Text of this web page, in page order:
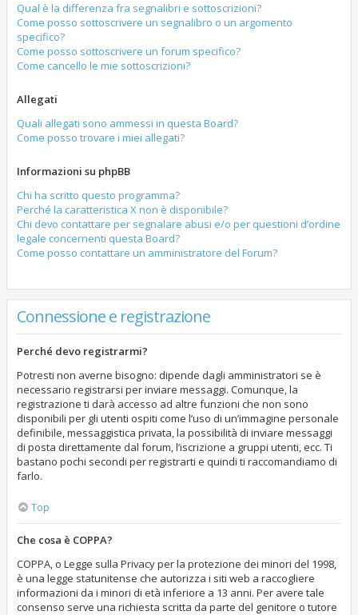
Qual è la differenza fra segnalibri e sottoscrizioni?
Come posso sottoscrivere un segnalibro o un argomento
specifico?
Come posso sottoscrivere un forum specifico?
Come cancello le mie sottoscrizioni?
Allegati
Quali allegati sono ammessi in questa Board?
Come posso trovare i miei allegati?
Informazioni su phpBB
Chi ha scritto questo programma?
Perché la caratteristica X non è disponibile?
Chi devo contattare per segnalare abusi e/o per questioni d’ordine
legale concernenti questa Board?
Come posso contattare un amministratore del Forum?
Connessione e registrazione
Perché devo registrarmi?
Potresti non averne bisogno: dipende dagli amministratori se è
necessario registrarsi per inviare messaggi. Comunque, la
registrazione ti darà accesso ad altre funzioni che non sono
disponibili per gli utenti ospiti come l’uso di un’immagine personale
definibile, messaggistica privata, la possibilità di inviare messaggi
di posta direttamente dal forum, l’iscrizione a gruppi utenti, ecc. Ti
bastano pochi secondi per registrarti e quindi ti raccomandiamo di
farlo.
Top
Che cosa è COPPA?
COPPA, o Legge sulla Privacy per la protezione dei minori del 1998,
è una legge statunitense che autorizza i siti web a raccogliere
informazioni da i minori di età inferiore a 13 anni. Per avere tale
consenso serve una richiesta scritta da parte del genitore o tutore